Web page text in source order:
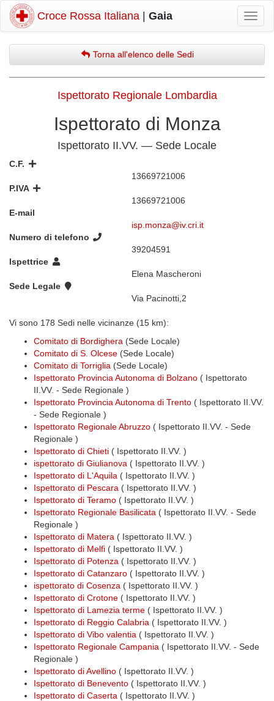
Croce Rossa Italiana Gaia
Torna all'elenco delle Sedi
Ispettorato Regionale Lombardia
Ispettorato di Monza
Ispettorato II.VV. — Sede Locale
C.F.
13669721006
P.IVA
13669721006
E-mail
isp.monza@iv.cri.it
Numero di telefono
39204591
Ispettrice
Elena Mascheroni
Sede Legale
Via Pacinotti,2
Vi sono 178 Sedi nelle vicinanze (15 km):
Comitato di Bordighera (Sede Locale)
Comitato di S. Olcese (Sede Locale)
Comitato di Torriglia (Sede Locale)
Ispettorato Provincia Autonoma di Bolzano ( Ispettorato
II.VV. - Sede Regionale )
Ispettorato Provincia Autonoma di Trento ( Ispettorato II.VV.
- Sede Regionale )
Ispettorato Regionale Abruzzo ( Ispettorato II.VV. - Sede
Regionale )
Ispettorato di Chieti ( Ispettorato II.VV. )
ispettorato di Giulianova ( Ispettorato II.VV. )
Ispettorato di L'Aquila ( Ispettorato II.VV. )
Ispettorato di Pescara ( Ispettorato II.VV. )
Ispettorato di Teramo ( Ispettorato II.VV. )
Ispettorato Regionale Basilicata ( Ispettorato II.VV. - Sede
Regionale )
Ispettorato di Matera ( Ispettorato II.VV. )
Ispettorato di Melfi ( Ispettorato II.VV. )
Ispettorato di Potenza ( Ispettorato II.VV. )
Ispettorato di Catanzaro ( Ispettorato II.VV. )
ispettorato di Cosenza ( Ispettorato II.VV. )
Ispettorato di Crotone ( Ispettorato II.VV. )
Ispettorato di Lamezia terme ( Ispettorato II.VV. )
Ispettorato di Reggio Calabria ( Ispettorato II.VV. )
Ispettorato di Vibo valentia ( Ispettorato II.VV. )
Ispettorato Regionale Campania ( Ispettorato II.VV. - Sede
Regionale )
Ispettorato di Avellino ( Ispettorato II.VV. )
Ispettorato di Benevento ( Ispettorato II.VV. )
Ispettorato di Caserta ( Ispettorato II.VV. )